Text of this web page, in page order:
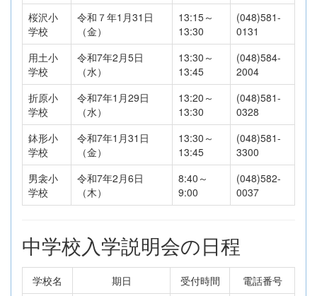
桜沢小
学校
令和７年1月31日
（金）
13:15～
13:30
(048)581-
0131
用土小
学校
令和7年2月5日
（水）
13:30～
13:45
(048)584-
2004
折原小
学校
令和7年1月29日
（水）
13:20～
13:30
(048)581-
0328
鉢形小
学校
令和7年1月31日
（金）
13:30～
13:45
(048)581-
3300
男衾小
学校
令和7年2月6日
（木）
8:40～
9:00
(048)582-
0037
中学校入学説明会の日程
学校名 期日 受付時間
電話番号